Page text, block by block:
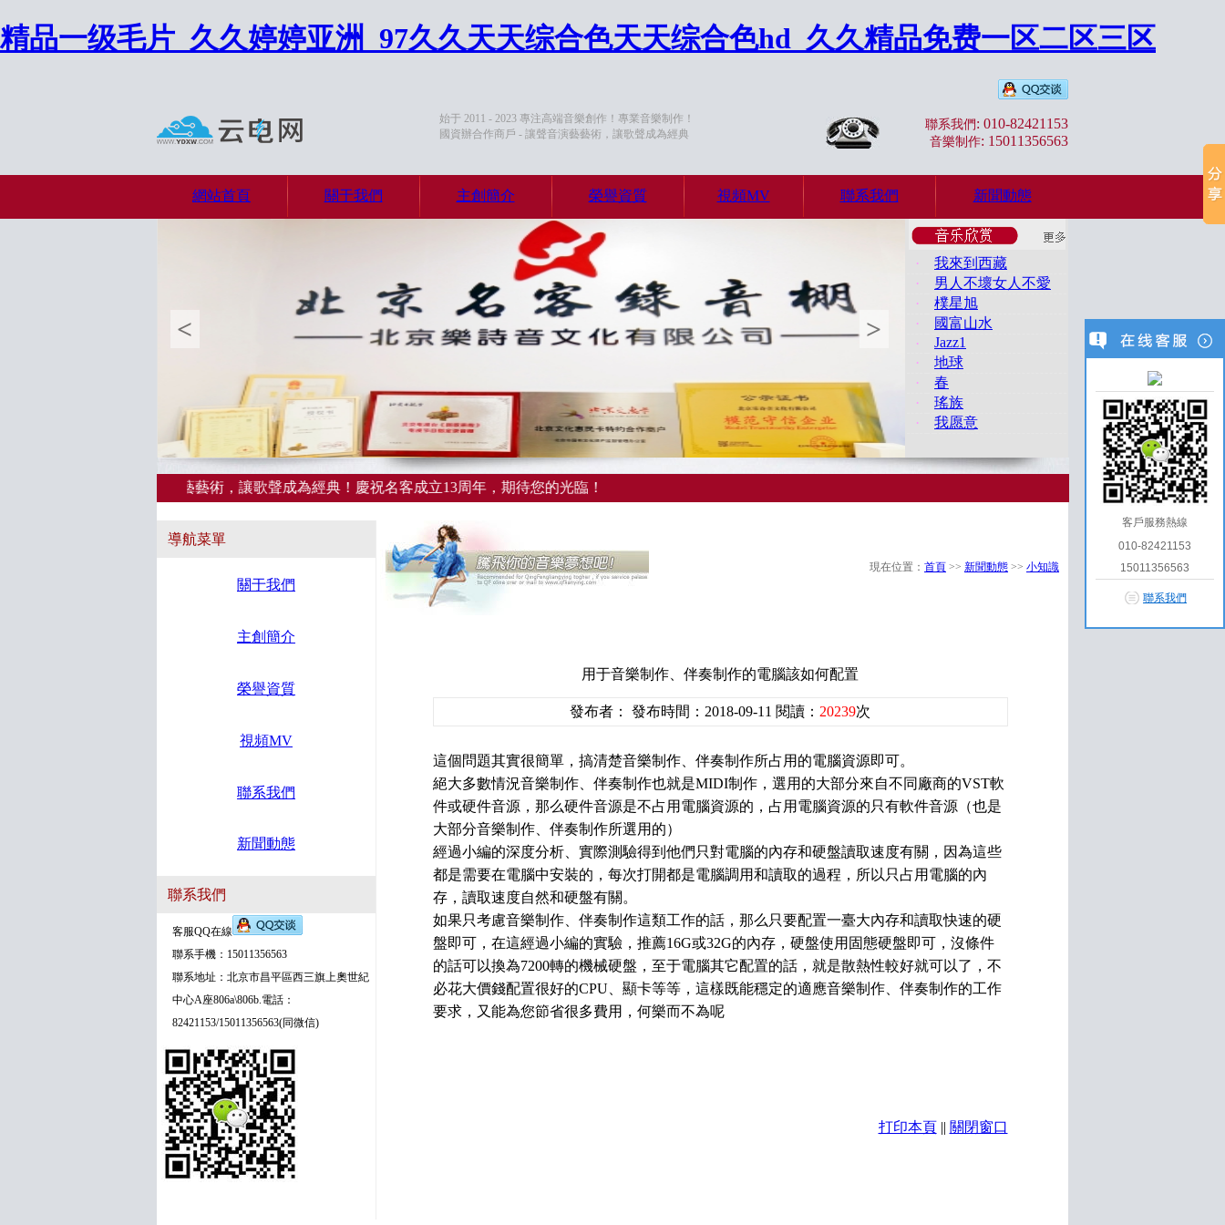
精品一级毛片_久久婷婷亚洲_97久久天天综合色天天综合色hd_久久精品免费一区二区三区
始于 2011 - 2023 專注高端音樂創作！專業音樂制作！
國資辦合作商戶 - 讓聲音演藝藝術，讓歌聲成為經典
聯系我們 : 010-82421153
音樂制作: 15011356563
網站首頁 關于我們 主創簡介 榮譽資質 視頻MV 聯系我們 新聞動態
< >
·
我來到西藏
·
男人不壞女人不愛
·
樸星旭
·
國富山水
·
Jazz1
·
地球
·
春
·
瑤族
·
我愿意
您的光臨，讓聲音演藝藝術，讓歌聲成為經典！慶祝名客成立13周年，期待您的光臨！
導航菜單
關于我們
主創簡介
榮譽資質
視頻MV
聯系我們
新聞動態
聯系我們
客服QQ在線
聯系手機：15011356563
聯系地址：北京市昌平區西三旗上奧世紀
中心A座806a\806b.電話：
82421153/15011356563(同微信)
現在位置： 首頁 >> 新聞動態 >> 小知識
用于音樂制作、伴奏制作的電腦該如何配置
發布者： 發布時間：2018-09-11 閱讀： 20239次
這個問題其實很簡單，搞清楚音樂制作、伴奏制作所占用的電腦資源即可。
絕大多數情況音樂制作、伴奏制作也就是MIDI制作，選用的大部分來自不同廠商的VST軟
件或硬件音源，那么硬件音源是不占用電腦資源的，占用電腦資源的只有軟件音源（也是
大部分音樂制作、伴奏制作所選用的）
經過小編的深度分析、實際測驗得到他們只對電腦的內存和硬盤讀取速度有關，因為這些
都是需要在電腦中安裝的，每次打開都是電腦調用和讀取的過程，所以只占用電腦的內
存，讀取速度自然和硬盤有關。
如果只考慮音樂制作、伴奏制作這類工作的話，那么只要配置一臺大內存和讀取快速的硬
盤即可，在這經過小編的實驗，推薦16G或32G的內存，硬盤使用固態硬盤即可，沒條件
的話可以換為7200轉的機械硬盤，至于電腦其它配置的話，就是散熱性較好就可以了，不
必花大價錢配置很好的CPU、顯卡等等，這樣既能穩定的適應音樂制作、伴奏制作的工作
要求，又能為您節省很多費用，何樂而不為呢
打印本頁|| 關閉窗口
客戶服務熱線
010-82421153
15011356563
聯系我們